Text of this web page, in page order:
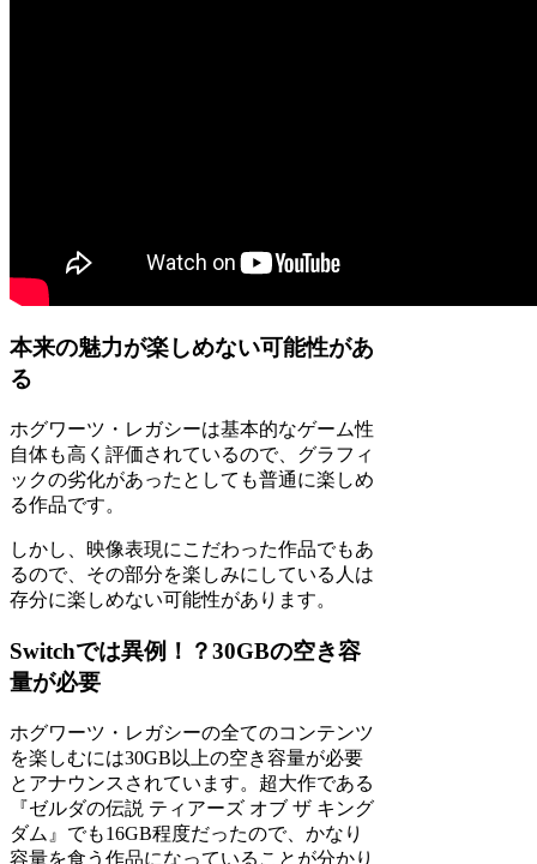
本来の魅力が楽しめない可能性があ
る
ホグワーツ・レガシーは基本的なゲーム性
自体も高く評価されているので、グラフィ
ックの劣化があったとしても普通に楽しめ
る作品です。
しかし、映像表現にこだわった作品でもあ
るので、その部分を楽しみにしている人は
存分に楽しめない可能性があります。
Switchでは異例！？30GBの空き容
量が必要
ホグワーツ・レガシーの全てのコンテンツ
を楽しむには30GB以上の空き容量が必要
とアナウンスされています。超大作である
『ゼルダの伝説 ティアーズ オブ ザ キング
ダム』でも16GB程度だったので、かなり
容量を食う作品になっていることが分かり